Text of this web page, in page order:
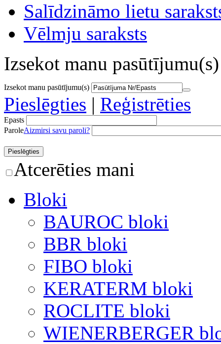
Salīdzināmo lietu
Vēlmju saraksts
Izsekot manu pasūtījumu(s)
Izsekot manu pasūtījumu(s)
Pieslēgties | Reģistrēties
Epasts
ParoleAizmirsi savu paroli?
Atcerēties mani
Bloki
BAUROC bloki
BBR bloki
FIBO bloki
KERATERM bloki
ROCLITE bloki
WIENERBERGER